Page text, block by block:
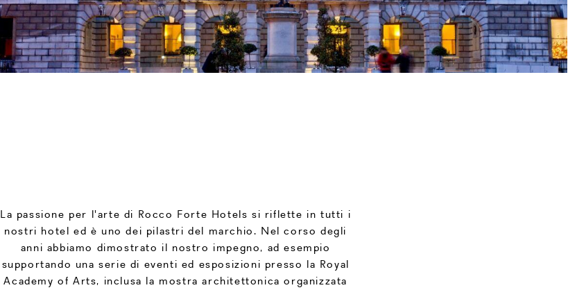
La passione per l'arte di Rocco Forte Hotels si riflette in tutti i
nostri hotel ed è uno dei pilastri del marchio. Nel corso degli
anni abbiamo dimostrato il nostro impegno, ad esempio
supportando una serie di eventi ed esposizioni presso la Royal
Academy of Arts, inclusa la mostra architettonica organizzata